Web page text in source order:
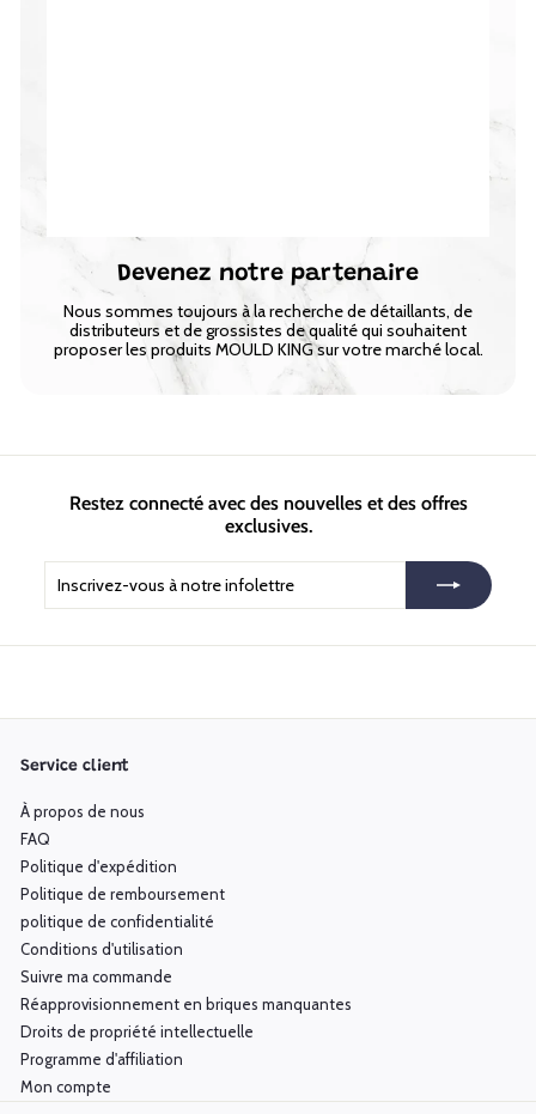
Devenez notre partenaire
Nous sommes toujours à la recherche de détaillants, de
distributeurs et de grossistes de qualité qui souhaitent
proposer les produits MOULD KING sur votre marché local.
Restez connecté avec des nouvelles et des offres
exclusives.
vous
à
Service client
À propos de nous
FAQ
Politique d'expédition
Politique de remboursement
politique de confidentialité
Conditions d'utilisation
Suivre ma commande
Réapprovisionnement en briques manquantes
Droits de propriété intellectuelle
Programme d'affiliation
Mon compte